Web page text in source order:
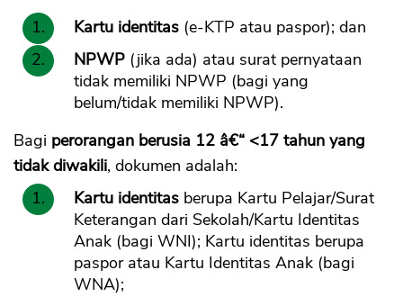
Kartu identitas (e-KTP atau paspor); dan
NPWP (jika ada) atau surat pernyataan
tidak memiliki NPWP (bagi yang
belum/tidak memiliki NPWP).
Bagi perorangan berusia 12 â€“ <17 tahun yang
tidak diwakili, dokumen adalah:
Kartu identitas berupa Kartu Pelajar/Surat
Keterangan dari Sekolah/Kartu Identitas
Anak (bagi WNI); Kartu identitas berupa
paspor atau Kartu Identitas Anak (bagi
WNA);